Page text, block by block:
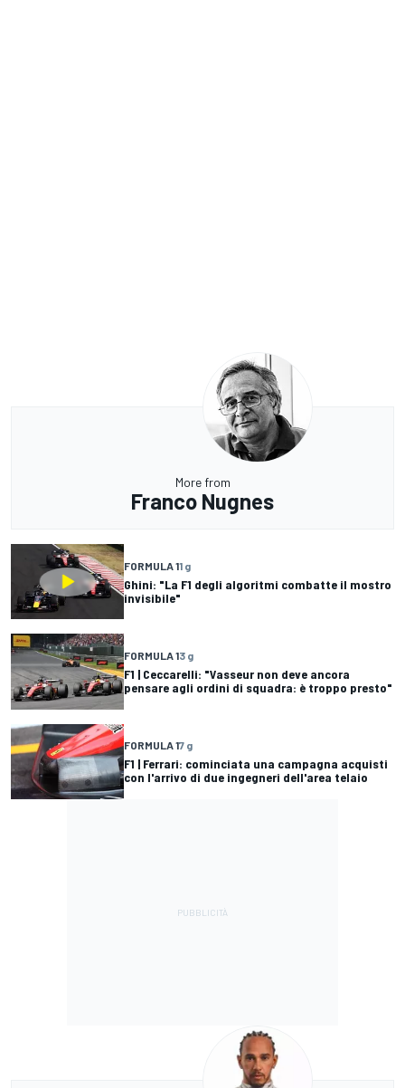
More from
Franco Nugnes
FORMULA 11 g
Ghini: "La F1 degli algoritmi combatte il mostro
invisibile"
FORMULA 13 g
F1 | Ceccarelli: "Vasseur non deve ancora
pensare agli ordini di squadra: è troppo presto"
FORMULA 17 g
F1 | Ferrari: cominciata una campagna acquisti
con l'arrivo di due ingegneri dell'area telaio